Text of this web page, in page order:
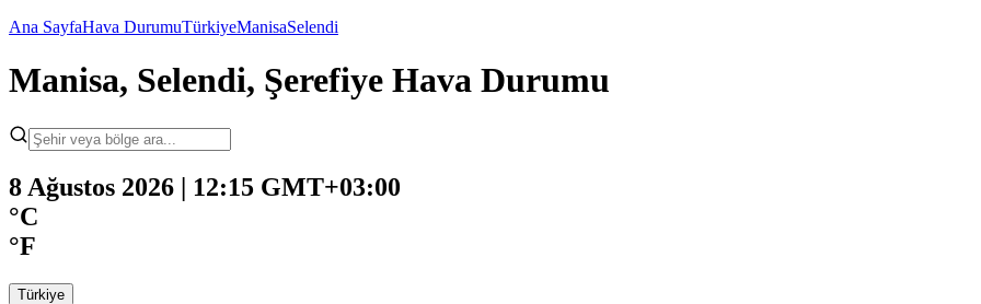
Ana SayfaHava DurumuTürkiyeManisaSelendi
Manisa, Selendi, Şerefiye Hava Durumu
8 Ağustos 2026 | 12:15 GMT+03:00
°C
°F
Türkiye